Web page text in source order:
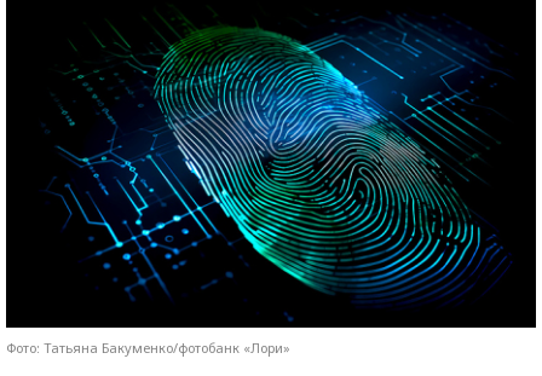
Фото: Татьяна Бакуменко/фотобанк «Лори»